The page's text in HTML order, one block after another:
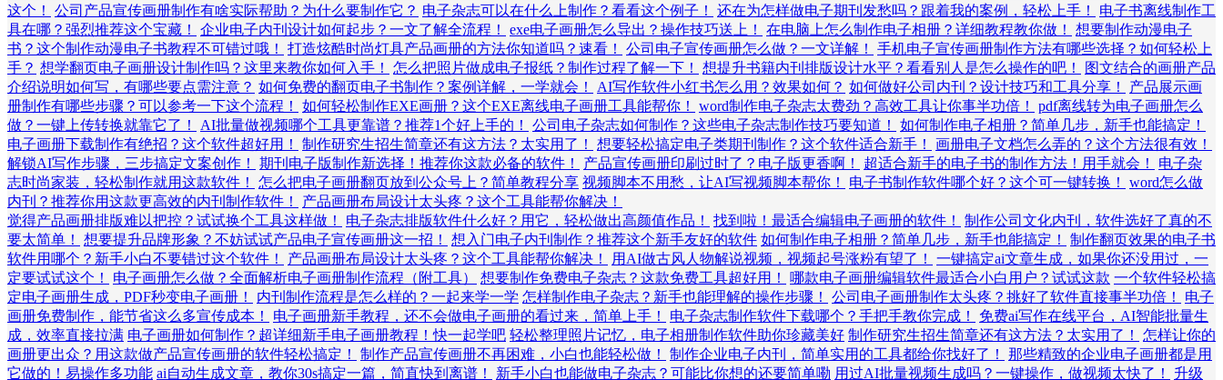
这个！
公司产品宣传画册制作有啥实际帮助？为什么要制作它？ 电子杂志可以在什么上制作？看看这个例子！ 还在为怎样做电子期刊发愁吗？跟着我的案例，轻松上手！
电子书离线制作工
具在哪？强烈推荐这个宝藏！
企业电子内刊设计如何起步？一文了解全流程！ exe电子画册怎么导出？操作技巧送上！ 在电脑上怎么制作电子相册？详细教程教你做！
想要制作动漫电子
书？这个制作动漫电子书教程不可错过哦！
打造炫酷时尚灯具产品画册的方法你知道吗？速看！ 公司电子宣传画册怎么做？一文详解！
手机电子宣传画册制作方法有哪些选择？如何轻松上
手？ 想学翻页电子画册设计制作吗？这里来教你如何入手！ 怎么把照片做成电子报纸？制作过程了解一下！ 想提升书籍内刊排版设计水平？看看别人是怎么操作的吧！
图文结合的画册产品
介绍说明如何写，有哪些要点需注意？ 如何免费的翻页电子书制作？案例详解，一学就会！ AI写作软件小红书怎么用？效果如何？ 如何做好公司内刊？设计技巧和工具分享！
产品展示画
册制作有哪些步骤？可以参考一下这个流程！
如何轻松制作EXE画册？这个EXE离线电子画册工具能帮你！ word制作电子杂志太费劲？高效工具让你事半功倍！
pdf离线转为电子画册怎么
做？一键上传转换就靠它了！
AI批量做视频哪个工具更靠谱？推荐1个好上手的！ 公司电子杂志如何制作？这些电子杂志制作技巧要知道！
如何制作电子相册？简单几步，新手也能搞定！
电子画册下载制作有绝招？这个软件超好用！
制作研究生招生简章还有这方法？太实用了！ 想要轻松搞定电子类期刊制作？这个软件适合新手！
画册电子文档怎么弄的？这个方法很有效！
解锁AI写作步骤，三步搞定文案创作！
期刊电子版制作新选择！推荐你这款必备的软件！ 产品宣传画册印刷过时了？电子版更香啊！ 超适合新手的电子书的制作方法！用手就会！
电子杂
志时尚家装，轻松制作就用这款软件！
怎么把电子画册翻页放到公众号上？简单教程分享 视频脚本不用愁，让AI写视频脚本帮你！ 电子书制作软件哪个好？这个可一键转换！
word怎么做
内刊？推荐你用这款更高效的内刊制作软件！
产品画册布局设计太头疼？这个工具能帮你解决！
觉得产品画册排版难以把控？试试换个工具这样做！
电子杂志排版软件什么好？用它，轻松做出高颜值作品！ 找到啦！最适合编辑电子画册的软件！
制作公司文化内刊，软件选好了真的不
要太简单！
想要提升品牌形象？不妨试试产品电子宣传画册这一招！ 想入门电子内刊制作？推荐这个新手友好的软件 如何制作电子相册？简单几步，新手也能搞定！
制作翻页效果的电子书
软件用哪个？新手小白不要错过这个软件！
产品画册布局设计太头疼？这个工具能帮你解决！ 用AI做古风人物解说视频，视频起号涨粉有望了！
一键搞定ai文章生成，如果你还没用过，一
定要试试这个！
电子画册怎么做？全面解析电子画册制作流程（附工具） 想要制作免费电子杂志？这款免费工具超好用！ 哪款电子画册编辑软件最适合小白用户？试试这款 一个软件轻松搞
定电子画册生成，PDF秒变电子画册！
内刊制作流程是怎么样的？一起来学一学 怎样制作电子杂志？新手也能理解的操作步骤！ 公司电子画册制作太头疼？挑好了软件直接事半功倍！
电子
画册免费制作，能节省这么多宣传成本！
电子画册新手教程，还不会做电子画册的看过来，简单上手！ 电子杂志制作软件下载哪个？手把手教你完成！
免费ai写作在线平台，AI智能批量生
成，效率直接拉满 电子画册如何制作？超详细新手电子画册教程！快一起学吧 轻松整理照片记忆，电子相册制作软件助你珍藏美好 制作研究生招生简章还有这方法？太实用了！
怎样让你的
画册更出众？用这款做产品宣传画册的软件轻松搞定！
制作产品宣传画册不再困难，小白也能轻松做！ 制作企业电子内刊，简单实用的工具都给你找好了！
那些精致的企业电子画册都是用
它做的！易操作多功能 ai自动生成文章，教你30s搞定一篇，简直快到离谱！ 新手小白也能做电子杂志？可能比你想的还要简单嘞 用过AI批量视频生成吗？一键操作，做视频太快了！ 升级